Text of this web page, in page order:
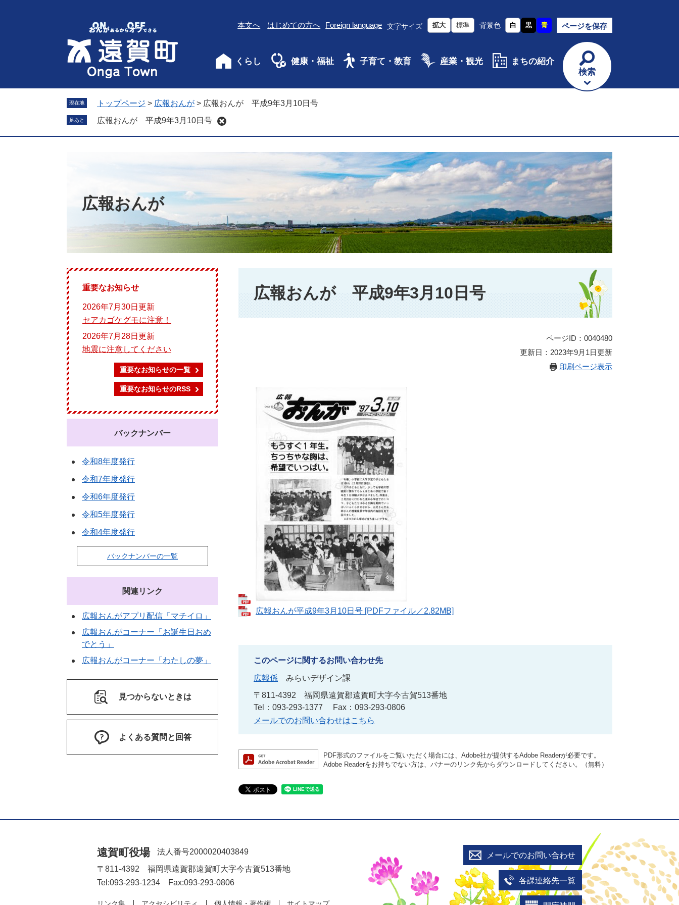
す
し
へ
本文へ はじめての方へ Foreign language 文字サイズ 拡大 標準 背景色 白 黒 青 ページを保存
くらし 健康・福祉 子育て・教育 産業・観光
まちの紹介
検索
現在地 トップページ > 広報おんが > 広報おんが 平成9年3月10日号
足あと 広報おんが 平成9年3月10日号
広報おんが
広報おんが 平成9年3月10日号
ページID：0040480
更新日：2023年9月1日更新
印刷ページ表示
広報おんが平成9年3月10日号 [PDFファイル／2.82MB]
このページに関するお問い合わせ先
広報係
みらいデザイン課
〒811-4392
福岡県遠賀郡遠賀町大字今古賀513番地
Tel：093-293-1377
Fax：093-293-0806
メールでのお問い合わせはこちら
PDF形式のファイルをご覧いただく場合には、Adobe社が提供するAdobe Readerが必要です。
Adobe Readerをお持ちでない方は、バナーのリンク先からダウンロードしてください。（無料）
重要なお知らせ
2026年7月30日更新
セアカゴケグモに注意！
2026年7月28日更新
地震に注意してください
重要なお知らせの一覧
重要なお知らせのRSS
バックナンバー
令和8年度発行
令和7年度発行
令和6年度発行
令和5年度発行
令和4年度発行
バックナンバーの一覧
関連リンク
広報おんがアプリ配信「マチイロ」
広報おんがコーナー「お誕生日おめ
でとう」
広報おんがコーナー「わたしの夢」
見つからないときは
よくある質問と回答
遠賀町役場
法人番号2000020403849
〒811-4392 福岡県遠賀郡遠賀町大字今古賀513番地
Tel:093-293-1234 Fax:093-293-0806
リンク集 アクセシビリティ 個人情報・著作権 サイトマップ
メールでのお問い合わせ
各課連絡先一覧